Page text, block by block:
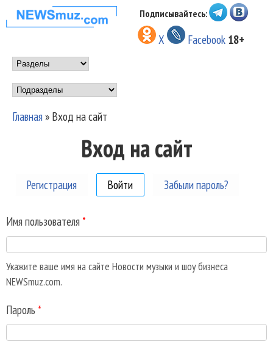
Перейти к основному
содержанию
НОВОСТИ
МУЗЫКИ И
ШОУ БИЗНЕСА
NEWSMUZ.COM
Подписывайтесь:
X Facebook 18+
Main menu
Подразделы
Вы здесь
Главная» Вход на сайт
Вход на сайт
Регистрация Войти (активная вкладка)
Забыли пароль?
Имя пользователя *
Укажите ваше имя на сайте Новости музыки и шоу бизнеса
NEWSmuz.com.
Пароль *